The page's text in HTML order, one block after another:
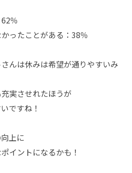
％
ったことがある：38％
んは休みは希望が通りやすいみ
実させれたほうが
ですね！
上に
イントになるかも！